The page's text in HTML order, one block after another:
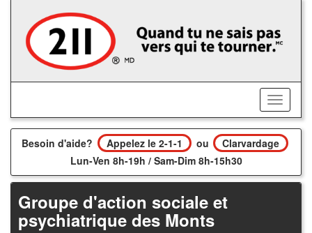
contenu
principal
Activer/
le
menu
Besoin d'aide? Appelez le 2-1-1 ou
Clarvardage
Lun-Ven 8h-19h / Sam-Dim 8h-15h30
Groupe d'action sociale et
psychiatrique des Monts